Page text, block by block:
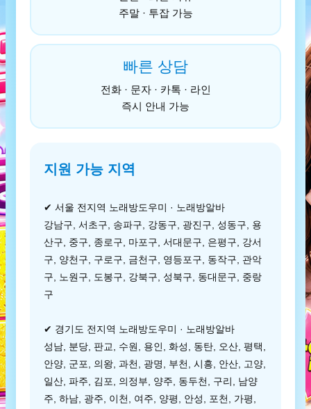
주말 · 투잡 가능
빠른 상담
전화 · 문자 · 카톡 · 라인
즉시 안내 가능
지원 가능 지역
✔ 서울 전지역 노래방도우미 · 노래방알바
강남구, 서초구, 송파구, 강동구, 광진구, 성동구, 용
산구, 중구, 종로구, 마포구, 서대문구, 은평구, 강서
구, 양천구, 구로구, 금천구, 영등포구, 동작구, 관악
구, 노원구, 도봉구, 강북구, 성북구, 동대문구, 중랑
구
✔ 경기도 전지역 노래방도우미 · 노래방알바
성남, 분당, 판교, 수원, 용인, 화성, 동탄, 오산, 평택,
안양, 군포, 의왕, 과천, 광명, 부천, 시흥, 안산, 고양,
일산, 파주, 김포, 의정부, 양주, 동두천, 구리, 남양
주, 하남, 광주, 이천, 여주, 양평, 안성, 포천, 가평,